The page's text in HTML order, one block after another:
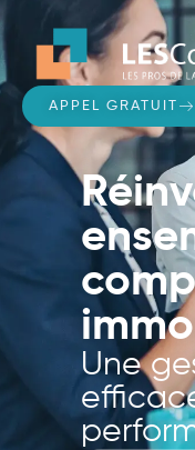
APPEL GRATUIT
Une